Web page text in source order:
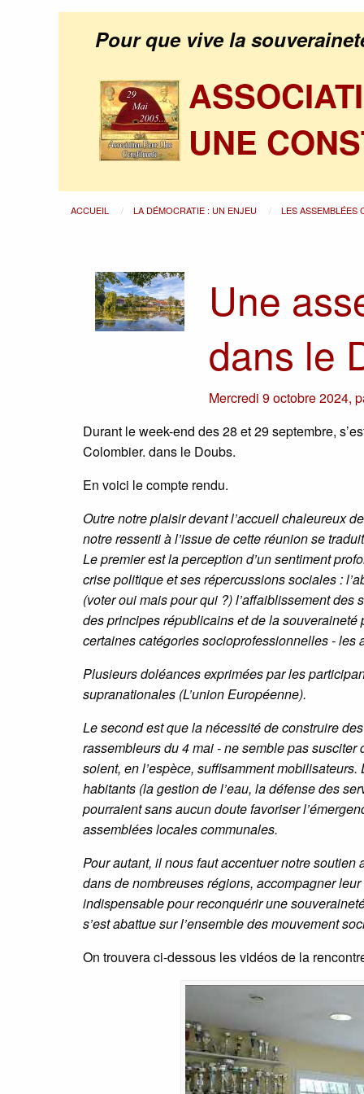
Pour que vive la
UNE
ACCUEIL LA DÉMOCRATIE : UN ENJEU LES ASSEMBLÉES
Une
dans le
Mercredi 9 octobre 2024,
Durant le week-end des 28 et 29 septembre,
Colombier. dans le Doubs.
En voici le compte rendu.
Outre notre plaisir devant l’accueil chaleureux
notre ressenti à l’issue de cette réunion se
Le premier est la perception d’un sentiment
crise politique et ses répercussions sociales :
(voter oui mais pour qui ?) l’affaiblissement
des principes républicains et de la
certaines catégories socioprofessionnelles -
Plusieurs doléances exprimées par les
supranationales (L’union Européenne).
Le second est que la nécessité de construire
rassembleurs du 4 mai - ne semble pas susciter
soient, en l’espèce, suffisamment
habitants (la gestion de l’eau, la défense des
pourraient sans aucun doute favoriser
assemblées locales communales.
Pour autant, il nous faut accentuer notre
dans de nombreuses régions, accompagner
indispensable pour reconquérir une
s’est abattue sur l’ensemble des mouvement
On trouvera ci-dessous les vidéos de la